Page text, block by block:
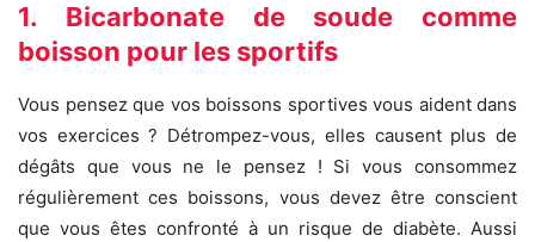
1. Bicarbonate de soude comme
boisson pour les sportifs
Vous pensez que vos boissons sportives vous aident dans
vos exercices ? Détrompez-vous, elles causent plus de
dégâts que vous ne le pensez ! Si vous consommez
régulièrement ces boissons, vous devez être conscient
que vous êtes confronté à un risque de diabète. Aussi